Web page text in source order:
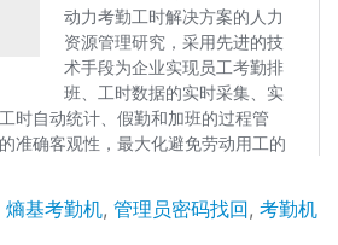
熵基考勤机, 管理员密码找回, 考勤机